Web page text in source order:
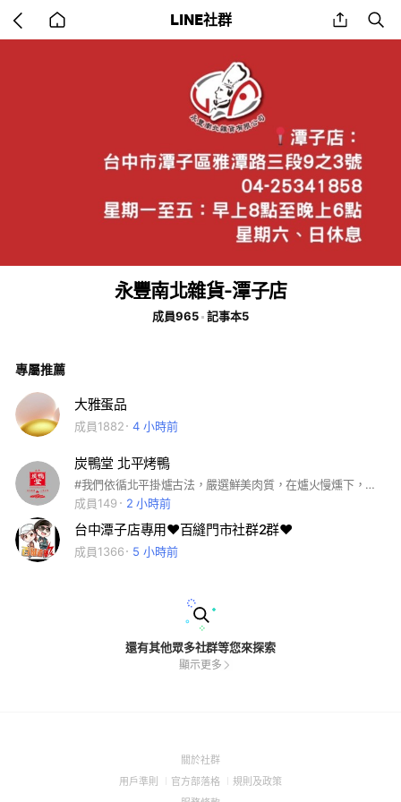
back
to
LINE社群 share
永豐南北雜貨-潭子店
成員965 記事本5
專屬推薦
大雅蛋品
成員1882 4 小時前
炭鴨堂 北平烤鴨
#我們依循北平掛爐古法，嚴選鮮美肉質，在爐火慢燻下，每一隻烤鴨都披上了琥珀色的金黃脆皮，入口即化，肉質多汁。從片鴨的油香、爆炒的鹹香到鹽酥的酥脆噴香，帶您體驗最正宗的烤鴨藝術。 本群不會解散，如有移至他群訊息，是詐騙，不要點喔！
成員149
2 小時前
台中潭子店專用❤️百縫門市社群2群❤️
成員1366 5 小時前
還有其他眾多社群等您來探索
顯示更多
關於社群(Open
用戶準則
(Open
官方部落格
(Open
規則及政策(Open